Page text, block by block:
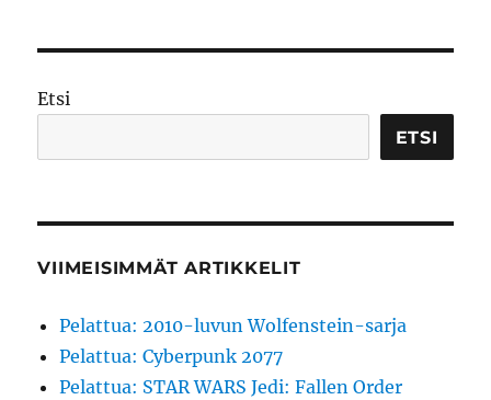
Etsi
ETSI
VIIMEISIMMÄT ARTIKKELIT
Pelattua: 2010-luvun Wolfenstein-sarja
Pelattua: Cyberpunk 2077
Pelattua: STAR WARS Jedi: Fallen Order